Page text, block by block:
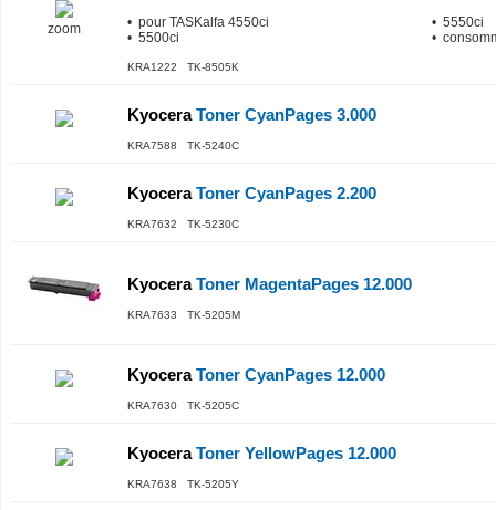
zoom
• pour TASKalfa 4550ci
• 5500ci
• 5550ci
•
KRA1222 TK-8505K
KyoceraToner CyanPages 3.000
KRA7588 TK-5240C
KyoceraToner CyanPages 2.200
KRA7632 TK-5230C
KyoceraToner MagentaPages 12.000
KRA7633 TK-5205M
KyoceraToner CyanPages 12.000
KRA7630 TK-5205C
KyoceraToner YellowPages 12.000
KRA7638 TK-5205Y